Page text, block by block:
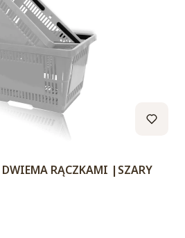
DWIEMA RĄCZKAMI |SZARY